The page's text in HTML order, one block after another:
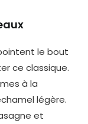
le bout
ce classique.
à la
légère.
et